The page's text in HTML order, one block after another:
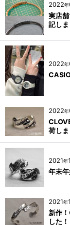
2022年
実店
記しま
2022年
2022年
荷しま
2021年
年末
2021年
新作
した！